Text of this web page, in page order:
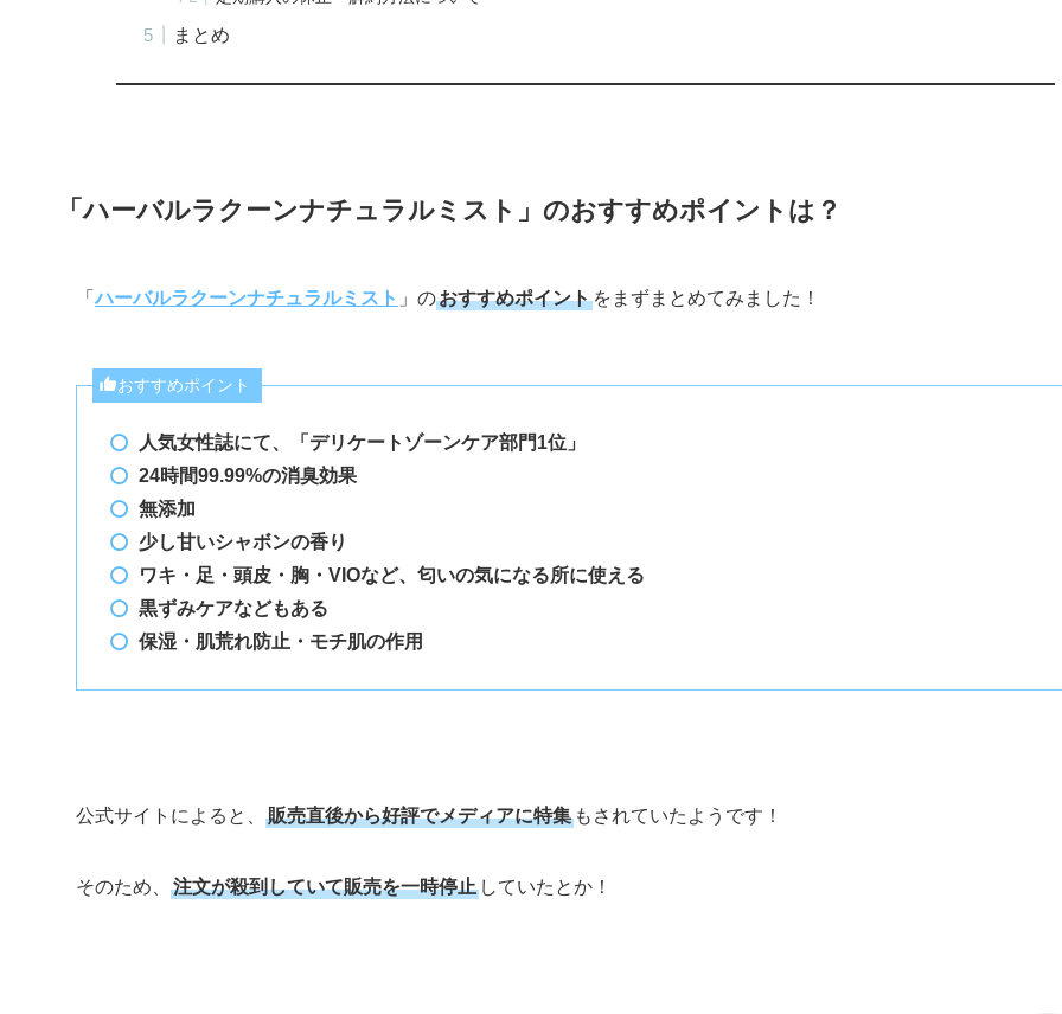
まとめ
「ハーバルラクーンナチュラルミスト」のおすすめポイントは？
「ハーバルラクーンナチュラルミスト 」のおすすめポイント をまずまとめてみました！
おすすめポイント
人気女性誌にて、「デリケートゾーンケア部門1位」
24時間99.99%の消臭効果
無添加
少し甘いシャボンの香り
ワキ・足・頭皮・胸・VIOなど、匂いの気になる所に使える
黒ずみケアなどもある
保湿・肌荒れ防止・モチ肌の作用
公式サイトによると、 販売直後から好評でメディアに特集 もされていたようです！
そのため、 注文が殺到していて販売を一時停止 していたとか！